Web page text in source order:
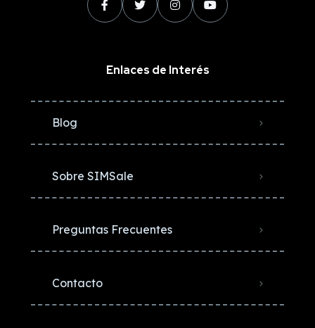
Enlaces de Interés
Blog
Sobre SIMSale
Preguntas Frecuentes
Contacto